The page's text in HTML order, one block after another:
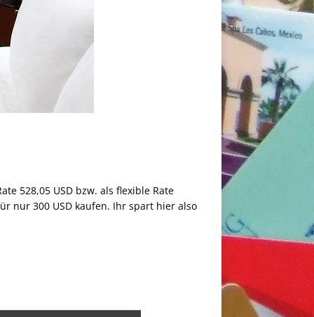
528,05 USD bzw. als flexible Rate
nur 300 USD kaufen. Ihr spart hier also